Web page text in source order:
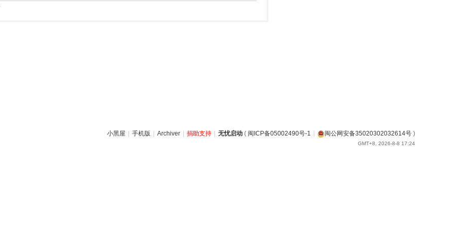
小黑屋 手机版 Archiver 捐助支持 无忧启动 ( 闽ICP备05002490号-1 闽公网安备35020302032614号 )
GMT+8, 2026-8-8 17:24